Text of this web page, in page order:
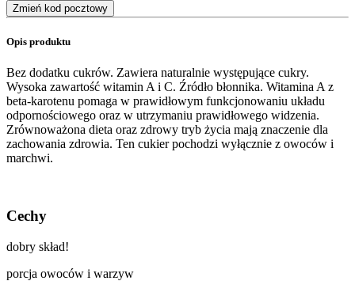
Zmień kod pocztowy
Opis produktu
Bez dodatku cukrów. Zawiera naturalnie występujące cukry.
Wysoka zawartość witamin A i C. Źródło błonnika. Witamina A z
beta-karotenu pomaga w prawidłowym funkcjonowaniu układu
odpornościowego oraz w utrzymaniu prawidłowego widzenia.
Zrównoważona dieta oraz zdrowy tryb życia mają znaczenie dla
zachowania zdrowia. Ten cukier pochodzi wyłącznie z owoców i
marchwi.
Cechy
dobry skład!
porcja owoców i warzyw